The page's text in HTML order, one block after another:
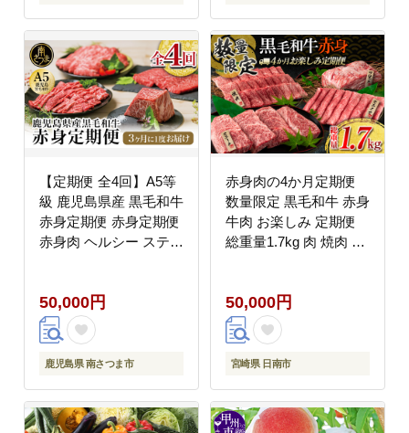
【定期便 全4回】A5等
級 鹿児島県産 黒毛和牛
赤身定期便 赤身定期便
赤身肉 ヘルシー ステー
ブロック お肉 国産 牛
肉 カミチク 南さつま市
50,000円
鹿児島県 南さつま市
赤身肉の4か月定期便
数量限定 黒毛和牛 赤身
牛肉 お楽しみ 定期便
総重量1.7kg 肉 焼肉 ス
ク 牛丼 赤身もも 国産
食品 おかず 高級 BBQ
おすすめ 食べ比べ ミヤ
チク 宮崎県 日南市 送
50,000円
宮崎県 日南市